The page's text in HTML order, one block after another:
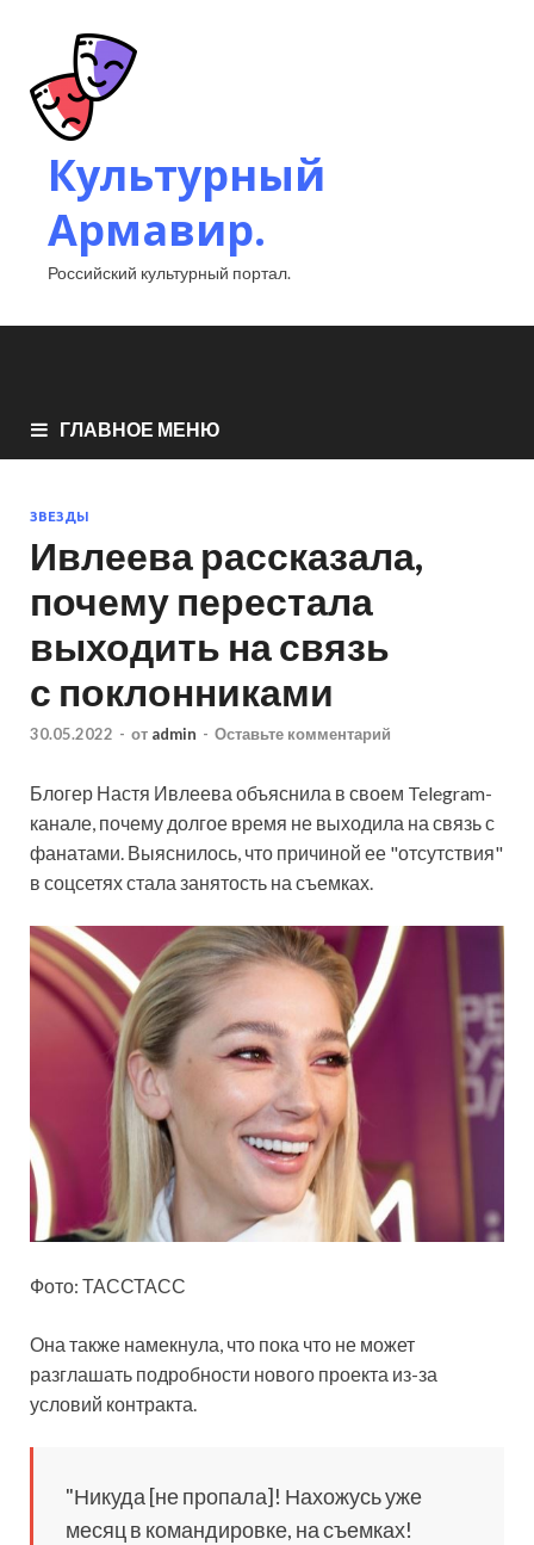
Культурный
Армавир.
Российский культурный портал.
ГЛАВНОЕ МЕНЮ
ЗВЕЗДЫ
Ивлеева рассказала,
почему перестала
выходить на связь
с поклонниками
30.05.2022 - от admin - Оставьте комментарий
Блогер Настя Ивлеева объяснила в своем Telegram-
канале, почему долгое время не выходила на связь с
фанатами. Выяснилось, что причиной ее "отсутствия"
в соцсетях стала занятость на съемках.
Фото: ТАССТАСС
Она также намекнула, что пока что не может
разглашать подробности нового проекта из-за
условий контракта.
"Никуда [не пропала]! Нахожусь уже
месяц в командировке, на съемках!